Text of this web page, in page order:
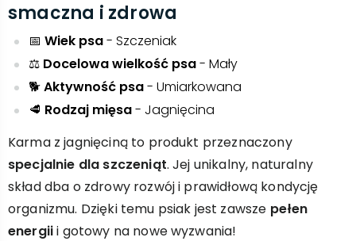
smaczna i zdrowa
📅 Wiek psa- Szczeniak
⚖️ Docelowa wielkość psa- Mały
🐕Aktywność psa- Umiarkowana
🥩 Rodzaj mięsa- Jagnięcina
Karma z jagnięciną to produkt przeznaczony
specjalnie dla szczeniąt. Jej unikalny, naturalny
skład dba o zdrowy rozwój i prawidłową kondycję
organizmu. Dzięki temu psiak jest zawsze pełen
energiii gotowy na nowe wyzwania!